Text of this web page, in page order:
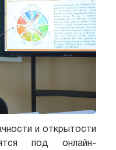
и открытости
под онлайн-